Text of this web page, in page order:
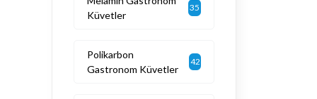
Küvetler
35
Polikarbon
Gastronom Küvetler
42